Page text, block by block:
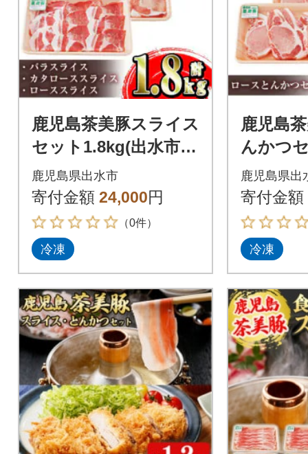
鹿児島茶美豚スライス
セット1.8kg(出水市)
(C-3201)_I965
鹿児島県出水市
寄付金額 24,000円
（0件）
冷凍
鹿児島
んかつ
水市)(L-
鹿児島県出
寄付金額
冷凍